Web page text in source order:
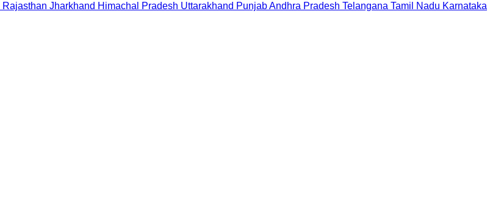
Rajasthan Jharkhand Himachal Pradesh Uttarakhand PunjabAndhra Pradesh Telangana Tamil Nadu Karnataka